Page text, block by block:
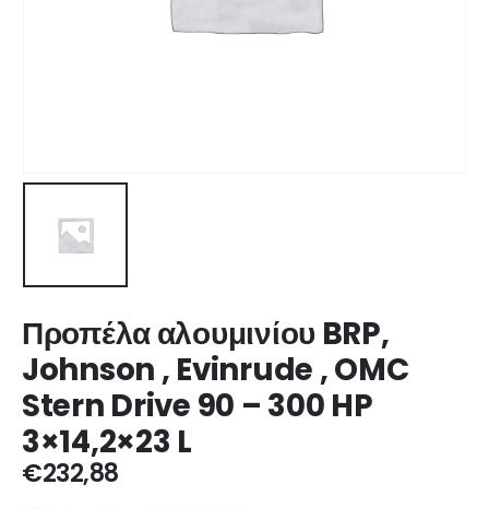
Προπέλα αλουμινίου BRP,
Johnson , Evinrude , OMC
Stern Drive 90 – 300 HP
3×14,2×23 L
€232,88